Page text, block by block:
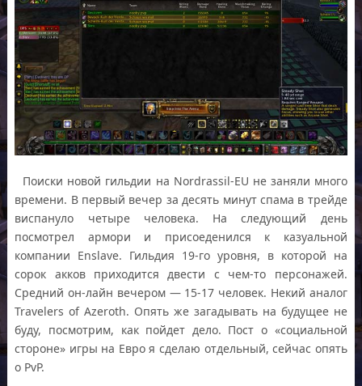
Поиски новой гильдии на Nordrassil-EU не заняли много
времени. В первый вечер за десять минут спама в трейде
виспануло четыре человека. На следующий день
посмотрел армори и присоеденился к казуальной
компании Enslave. Гильдия 19-го уровня, в которой на
сорок акков приходится двести с чем-то персонажей.
Средний он-лайн вечером — 15-17 человек. Некий аналог
Travelers of Azeroth. Опять же загадывать на будущее не
буду, посмотрим, как пойдет дело. Пост о «социальной
стороне» игры на Евро я сделаю отдельный, сейчас опять
о PvP.